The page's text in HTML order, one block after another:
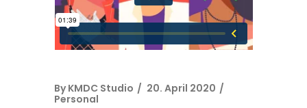
By KMDC Studio
20. April 2020
Personal